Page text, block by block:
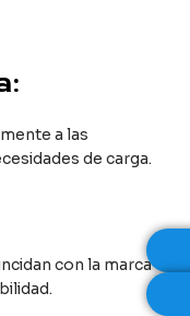
a las
de carga.
con la marca